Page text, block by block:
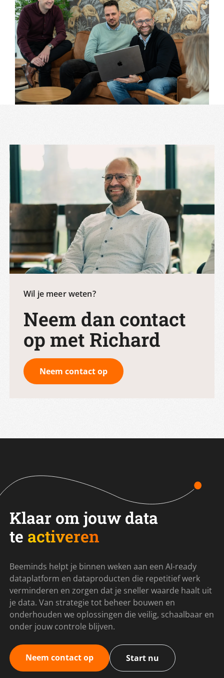
Wil je meer weten?
Neem dan contact
op met Richard
Neem contact op
Klaar om jouw data
te activeren
Beeminds helpt je binnen weken aan een AI-ready
dataplatform en dataproducten die repetitief werk
verminderen en zorgen dat je sneller waarde haalt uit
je data. Van strategie tot beheer bouwen en
onderhouden we oplossingen die veilig, schaalbaar en
onder jouw controle blijven.
Neem contact op Start nu